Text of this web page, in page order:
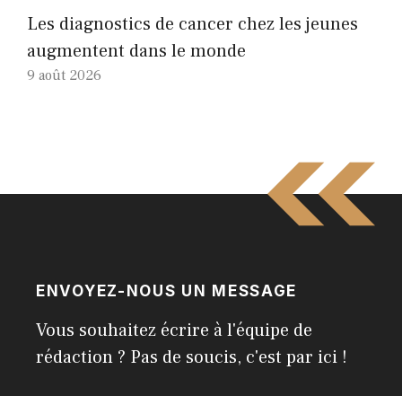
Les diagnostics de cancer chez les jeunes
augmentent dans le monde
9 août 2026
ENVOYEZ-NOUS UN MESSAGE
Vous souhaitez écrire à l'équipe de
rédaction ? Pas de soucis, c'est par ici !